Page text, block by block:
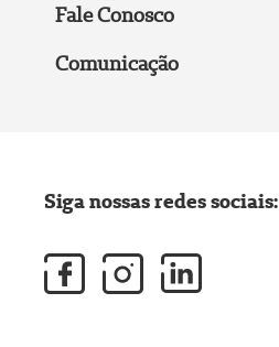
Fale Conosco
Comunicação
Siga nossas redes sociais: